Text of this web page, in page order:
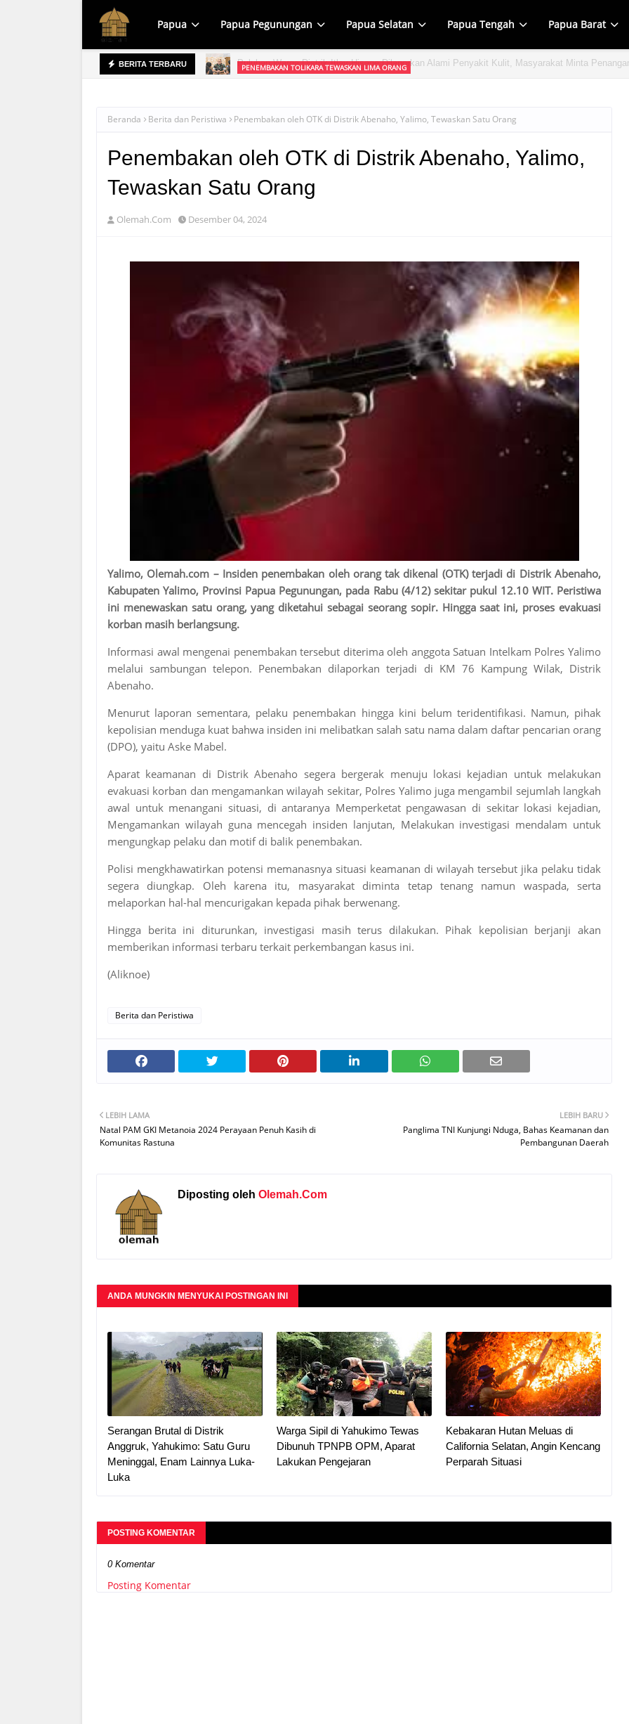
Papua Papua Pegunungan Papua Selatan Papua Tengah Papua Barat
BERITA TERBARU PENEMBAKAN TOLIKARA TEWASKAN LIMA ORANG
Beranda Berita dan Peristiwa Penembakan oleh OTK di Distrik Abenaho, Yalimo, Tewaskan Satu Orang
Penembakan oleh OTK di Distrik Abenaho, Yalimo,
Tewaskan Satu Orang
Olemah.Com Desember 04, 2024
Yalimo, Olemah.com – Insiden penembakan oleh orang tak dikenal (OTK) terjadi di Distrik Abenaho,
Kabupaten Yalimo, Provinsi Papua Pegunungan, pada Rabu (4/12) sekitar pukul 12.10 WIT. Peristiwa
ini menewaskan satu orang, yang diketahui sebagai seorang sopir. Hingga saat ini, proses evakuasi
korban masih berlangsung.
Informasi awal mengenai penembakan tersebut diterima oleh anggota Satuan Intelkam Polres Yalimo
melalui sambungan telepon. Penembakan dilaporkan terjadi di KM 76 Kampung Wilak, Distrik
Abenaho.
Menurut laporan sementara, pelaku penembakan hingga kini belum teridentifikasi. Namun, pihak
kepolisian menduga kuat bahwa insiden ini melibatkan salah satu nama dalam daftar pencarian orang
(DPO), yaitu Aske Mabel.
Aparat keamanan di Distrik Abenaho segera bergerak menuju lokasi kejadian untuk melakukan
evakuasi korban dan mengamankan wilayah sekitar, Polres Yalimo juga mengambil sejumlah langkah
awal untuk menangani situasi, di antaranya Memperketat pengawasan di sekitar lokasi kejadian,
Mengamankan wilayah guna mencegah insiden lanjutan, Melakukan investigasi mendalam untuk
mengungkap pelaku dan motif di balik penembakan.
Polisi mengkhawatirkan potensi memanasnya situasi keamanan di wilayah tersebut jika pelaku tidak
segera diungkap. Oleh karena itu, masyarakat diminta tetap tenang namun waspada, serta
melaporkan hal-hal mencurigakan kepada pihak berwenang.
Hingga berita ini diturunkan, investigasi masih terus dilakukan. Pihak kepolisian berjanji akan
memberikan informasi terbaru terkait perkembangan kasus ini.
(Aliknoe)
Berita dan Peristiwa
LEBIH BARU
Panglima TNI Kunjungi Nduga, Bahas Keamanan dan
Pembangunan Daerah
LEBIH LAMA
Natal PAM GKI Metanoia 2024 Perayaan Penuh Kasih di
Komunitas Rastuna
Diposting oleh Olemah.Com
ANDA MUNGKIN MENYUKAI POSTINGAN INI
Serangan Brutal di Distrik
Anggruk, Yahukimo: Satu Guru
Meninggal, Enam Lainnya Luka-
Luka
Warga Sipil di Yahukimo Tewas
Dibunuh TPNPB OPM, Aparat
Lakukan Pengejaran
Kebakaran Hutan Meluas di
California Selatan, Angin Kencang
Perparah Situasi
POSTING KOMENTAR
0 Komentar
Posting Komentar